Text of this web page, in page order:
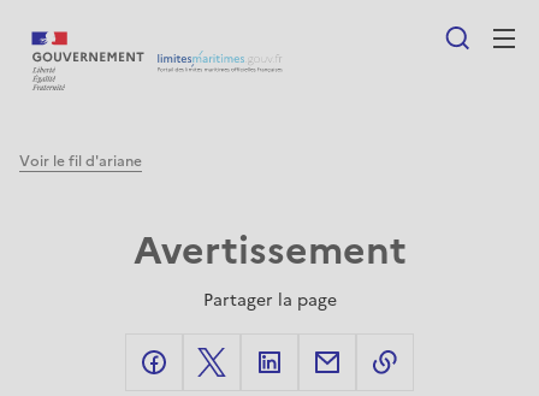
contenu
principal
Fvoir le fil d'ariane
Avertissement
Partager la page
facebook linkedIn
share-link